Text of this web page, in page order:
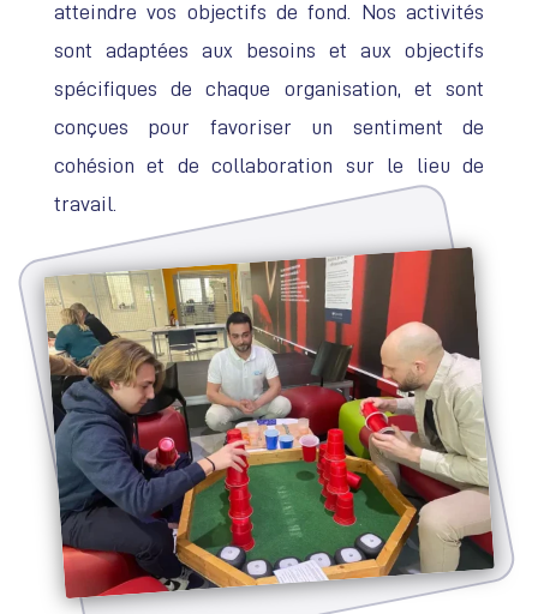
atteindre vos objectifs de fond. Nos activités
sont adaptées aux besoins et aux objectifs
spécifiques de chaque organisation, et sont
conçues pour favoriser un sentiment de
cohésion et de collaboration sur le lieu de
travail.